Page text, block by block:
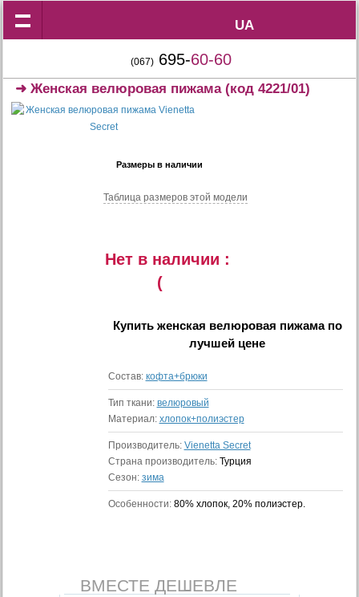
UA
UA
(067) 695-60-60
➜Женская велюровая пижама(код 4221/01)
Размеры в наличии
Таблица размеров этой модели
Нет в наличии :
(
Купить женская велюровая пижамапо
лучшей цене
Состав: кофта+брюки
Тип ткани: велюровый
Материал: хлопок+полиэстер
Производитель: Vienetta Secret
Страна производитель: Турция
Сезон: зима
Особенности: 80% хлопок, 20% полиэстер.
ВМЕСТЕ ДЕШЕВЛЕ